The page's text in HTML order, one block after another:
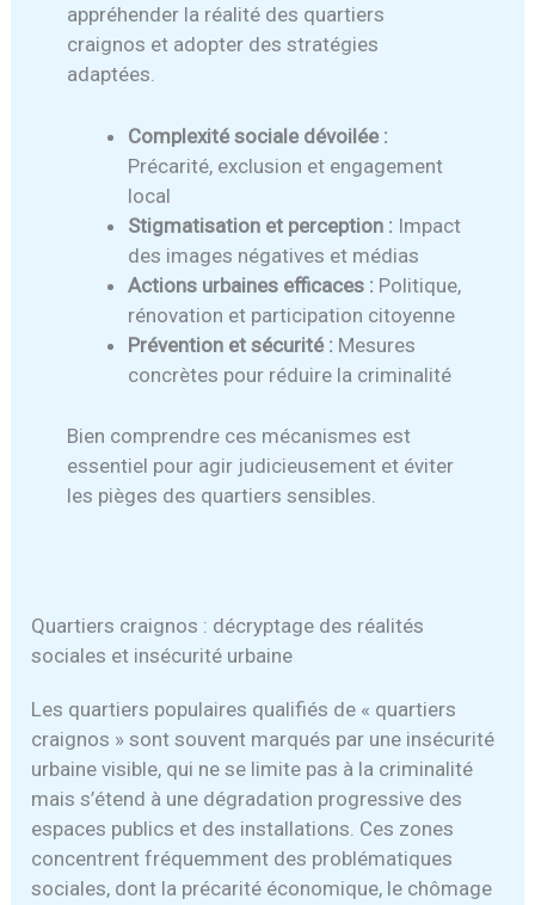
appréhender la réalité des quartiers
craignos et adopter des stratégies
adaptées.
Complexité sociale dévoilée :
Précarité, exclusion et engagement
local
Stigmatisation et perception : Impact
des images négatives et médias
Actions urbaines efficaces : Politique,
rénovation et participation citoyenne
Prévention et sécurité : Mesures
concrètes pour réduire la criminalité
Bien comprendre ces mécanismes est
essentiel pour agir judicieusement et éviter
les pièges des quartiers sensibles.
Quartiers craignos : décryptage des réalités
sociales et insécurité urbaine
Les quartiers populaires qualifiés de « quartiers
craignos » sont souvent marqués par une insécurité
urbaine visible, qui ne se limite pas à la criminalité
mais s’étend à une dégradation progressive des
espaces publics et des installations. Ces zones
concentrent fréquemment des problématiques
sociales, dont la précarité économique, le chômage